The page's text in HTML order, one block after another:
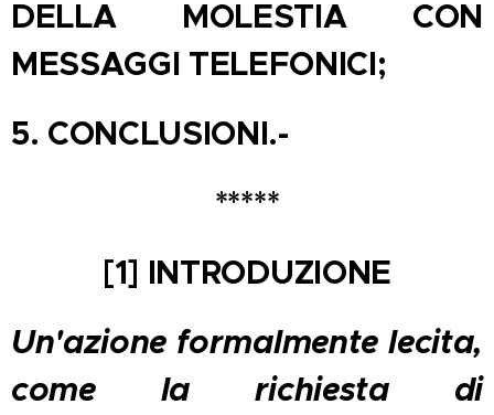
DELLA MOLESTIA CON
MESSAGGI TELEFONICI;
5. CONCLUSIONI.-
*****
[1] INTRODUZIONE
Un'azione formalmente lecita,
come la richiesta di